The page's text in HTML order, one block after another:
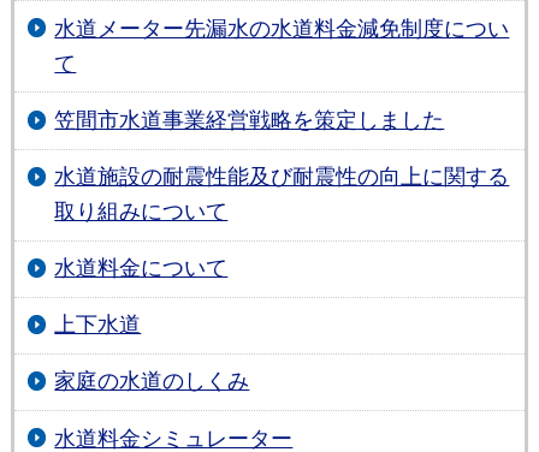
水道メーター先漏水の水道料金減免制度につい
て
笠間市水道事業経営戦略を策定しました
水道施設の耐震性能及び耐震性の向上に関する
取り組みについて
水道料金について
上下水道
家庭の水道のしくみ
水道料金シミュレーター